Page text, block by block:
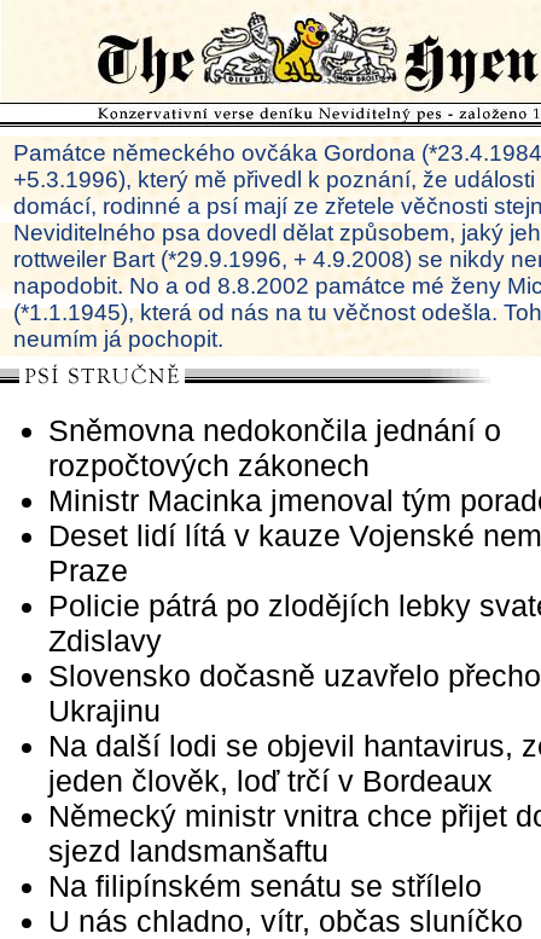
Památce německého ovčáka Gordona
+5.3.1996), který mě přivedl k poznání, že
domácí, rodinné a psí mají ze zřetele věčnosti
Neviditelného psa dovedl dělat způsobem, jaký
rottweiler Bart (*29.9.1996, + 4.9.2008) se nikdy
napodobit. No a od 8.8.2002 památce mé ženy
(*1.1.1945), která od nás na tu věčnost odešla.
neumím já pochopit.
Sněmovna nedokončila jednání o
rozpočtových zákonech
Ministr Macinka jmenoval tým
Deset lidí lítá v kauze Vojenské
Praze
Policie pátrá po zlodějích lebky
Zdislavy
Slovensko dočasně uzavřelo
Ukrajinu
Na další lodi se objevil hantavirus,
jeden člověk, loď trčí v Bordeaux
Německý ministr vnitra chce přijet
sjezd landsmanšaftu
Na filipínském senátu se střílelo
U nás chladno, vítr, občas sluníčko